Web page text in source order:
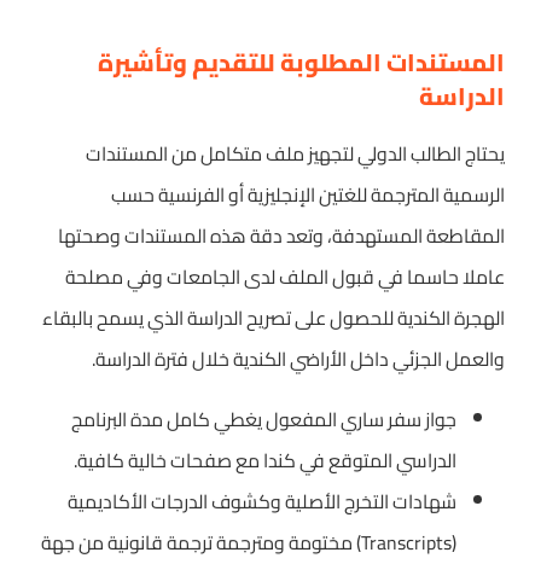
المستندات المطلوبة للتقديم وتأشيرة
الدراسة
يحتاج الطالب الدولي لتجهيز ملف متكامل من المستندات
الرسمية المترجمة للغتين الإنجليزية أو الفرنسية حسب
المقاطعة المستهدفة، وتعد دقة هذه المستندات وصحتها
عاملا حاسما في قبول الملف لدى الجامعات وفي مصلحة
الهجرة الكندية للحصول على تصريح الدراسة الذي يسمح بالبقاء
والعمل الجزئي داخل الأراضي الكندية خلال فترة الدراسة.
جواز سفر ساري المفعول يغطي كامل مدة البرنامج
الدراسي المتوقع في كندا مع صفحات خالية كافية.
شهادات التخرج الأصلية وكشوف الدرجات الأكاديمية
(Transcripts) مختومة ومترجمة ترجمة قانونية من جهة